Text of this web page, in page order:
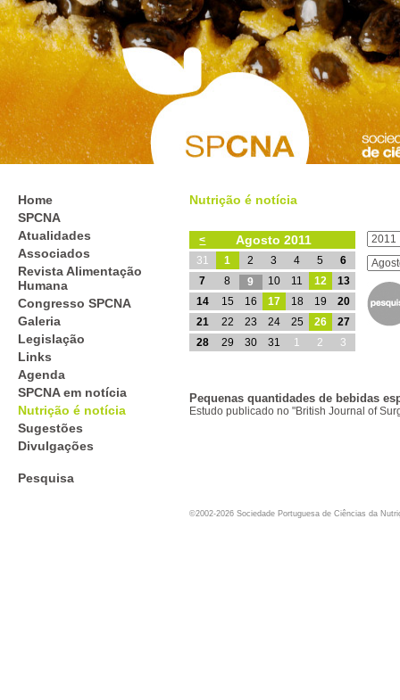
Home
SPCNA
Atualidades
Associados
Revista Alimentação
Humana
Congresso SPCNA
Galeria
Legislação
Links
Agenda
SPCNA em notícia
Nutrição é notícia
Sugestões
Divulgações
Pesquisa
Nutrição é notícia
< Agosto 2011
31 1 2 3 4 5
6
7
8 9 10 11 12
13
14
15 16 17 18 19
20
21
22 23 24 25 26
27
28
29 30 31 1 2 3
Pequenas quantidades de bebidas
Estudo publicado no "British Journal of
©2002-2026 Sociedade Portuguesa de Ciências da